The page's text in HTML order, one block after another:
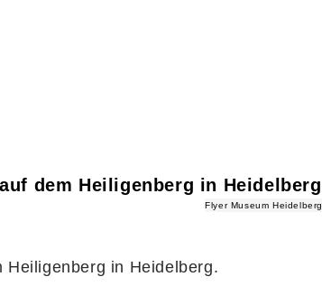
dem Heiligenberg in Heidelberg
Flyer Museum Heidelberg
in Heidelberg.